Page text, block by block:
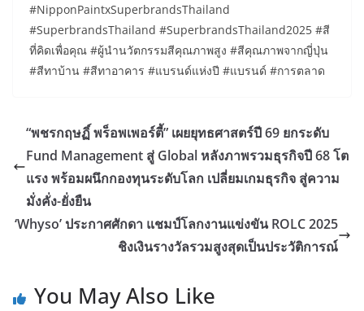
#NipponPaintxSuperbrandsThailand
#SuperbrandsThailand #SuperbrandsThailand2025 #สี
ที่คิดเพื่อคุณ #ผู้นำนวัตกรรมสีคุณภาพสูง #สีคุณภาพจากญี่ปุ่น
#สีทาบ้าน #สีทาอาคาร #แบรนด์แห่งปี #แบรนด์ #การตลาด
“พชรกฤษฏิ์ พร็อพเพอร์ตี้” เผยยุทธศาสตร์ปี 69 ยกระดับ
Fund Management สู่ Global หลังภาพรวมธุรกิจปี 68 โต
แรง พร้อมผนึกกองทุนระดับโลก เปลี่ยมเกมธุรกิจ สู่ความ
มั่งคั่ง-ยั่งยืน
‘Whyso’ ประกาศศักดา แชมป์โลกงานแข่งขัน ROLC 2025
ชิงเงินรางวัลรวมสูงสุดเป็นประวัติการณ์
You May Also Like